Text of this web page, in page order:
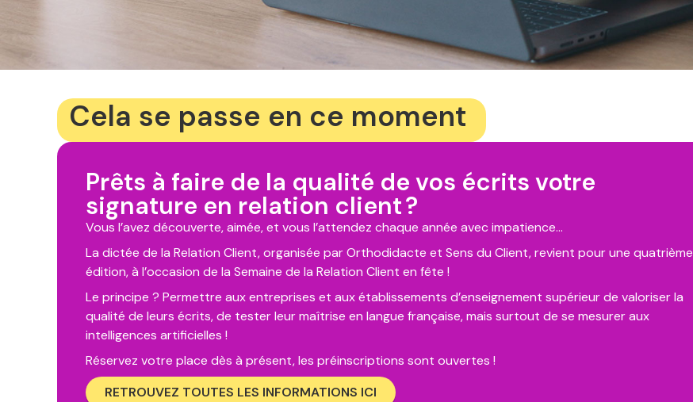
Cela se passe en ce moment
Prêts à faire de la qualité de vos écrits votre
signature en relation client ?
Vous l’avez découverte, aimée, et vous l’attendez chaque année avec impatience…
La dictée de la Relation Client, organisée par Orthodidacte et Sens du Client, revient pour une quatrième
édition, à l’occasion de la Semaine de la Relation Client en fête !
Le principe ? Permettre aux entreprises et aux établissements d’enseignement supérieur de valoriser la
qualité de leurs écrits, de tester leur maîtrise en langue française, mais surtout de se mesurer aux
intelligences artificielles !
Réservez votre place dès à présent, les préinscriptions sont ouvertes !
RETROUVEZ TOUTES LES INFORMATIONS ICI